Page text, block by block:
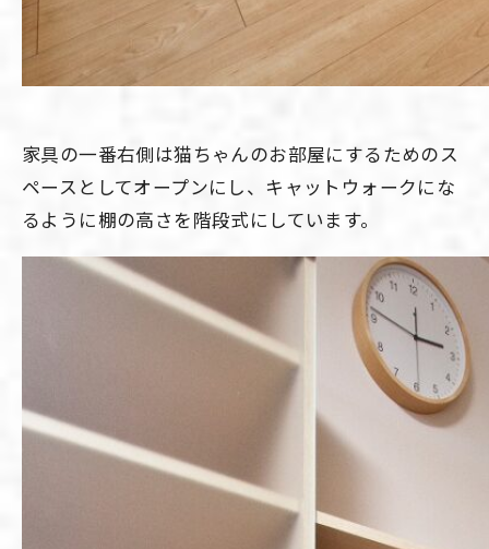
家具の一番右側は猫ちゃんのお部屋にするためのス
ペースとしてオープンにし、キャットウォークにな
るように棚の高さを階段式にしています。